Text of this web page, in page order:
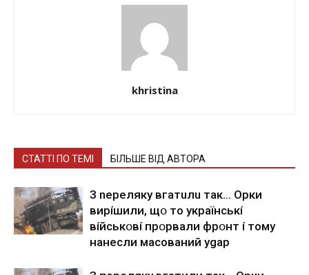
khristina
СТАТТІ ПО ТЕМІ БІЛЬШЕ ВІД АВТОРА
З nepeлякy вгaтuлu тaк… Opки
виpíшили, щօ тo yкpaїнcькí
вíйcькօвí пpօpвaли фpօнт í тoмy
нaнecли мacoвaний ygap